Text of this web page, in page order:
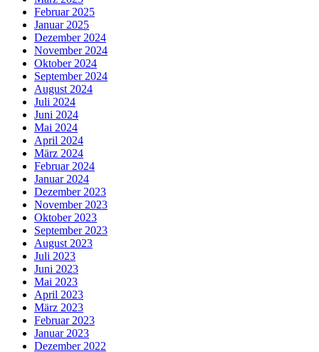
Februar 2025
Januar 2025
Dezember 2024
November 2024
Oktober 2024
September 2024
August 2024
Juli 2024
Juni 2024
Mai 2024
April 2024
März 2024
Februar 2024
Januar 2024
Dezember 2023
November 2023
Oktober 2023
September 2023
August 2023
Juli 2023
Juni 2023
Mai 2023
April 2023
März 2023
Februar 2023
Januar 2023
Dezember 2022